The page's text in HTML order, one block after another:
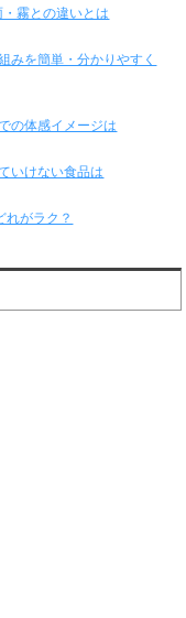
霧との違いとは
みを簡単・分かりやすく
の体感イメージは
いけない食品は
れがラク？